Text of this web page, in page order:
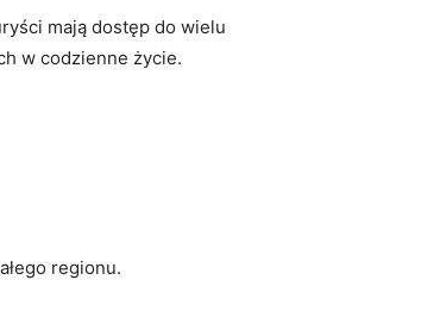
mają dostęp‌ do ‌wielu
⁢w codzienne ⁢życie.
regionu.